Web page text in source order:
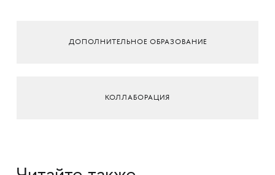
ДОПОЛНИТЕЛЬНОЕ ОБРАЗОВАНИЕ
КОЛЛАБОРАЦИЯ